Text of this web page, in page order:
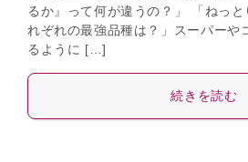
るか』って何が違うの？」 「ねっ
れぞれの最強品種は？」スーパーや
るように […]
続きを読む